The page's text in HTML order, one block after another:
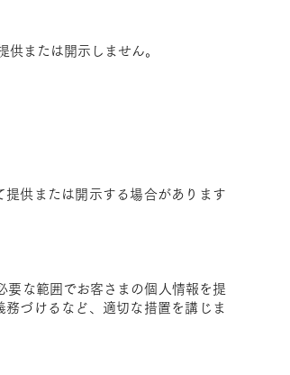
または開示しません。
供または開示する場合があります
要な範囲でお客さまの個人情報を提
づけるなど、適切な措置を講じま